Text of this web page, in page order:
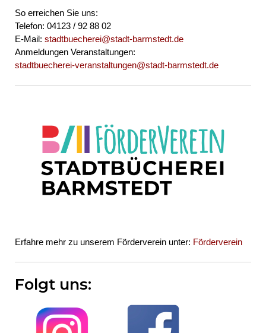
So erreichen Sie uns:
Telefon: 04123 / 92 88 02
E-Mail: stadtbuecherei@stadt-barmstedt.de
Anmeldungen Veranstaltungen:
stadtbuecherei-veranstaltungen@stadt-barmstedt.de
Erfahre mehr zu unserem Förderverein unter: Förderverein
Folgt uns: